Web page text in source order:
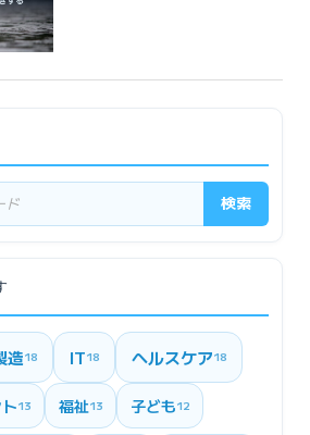
検索
造18 IT18 ヘルスケア18
13 福祉13 子ども12